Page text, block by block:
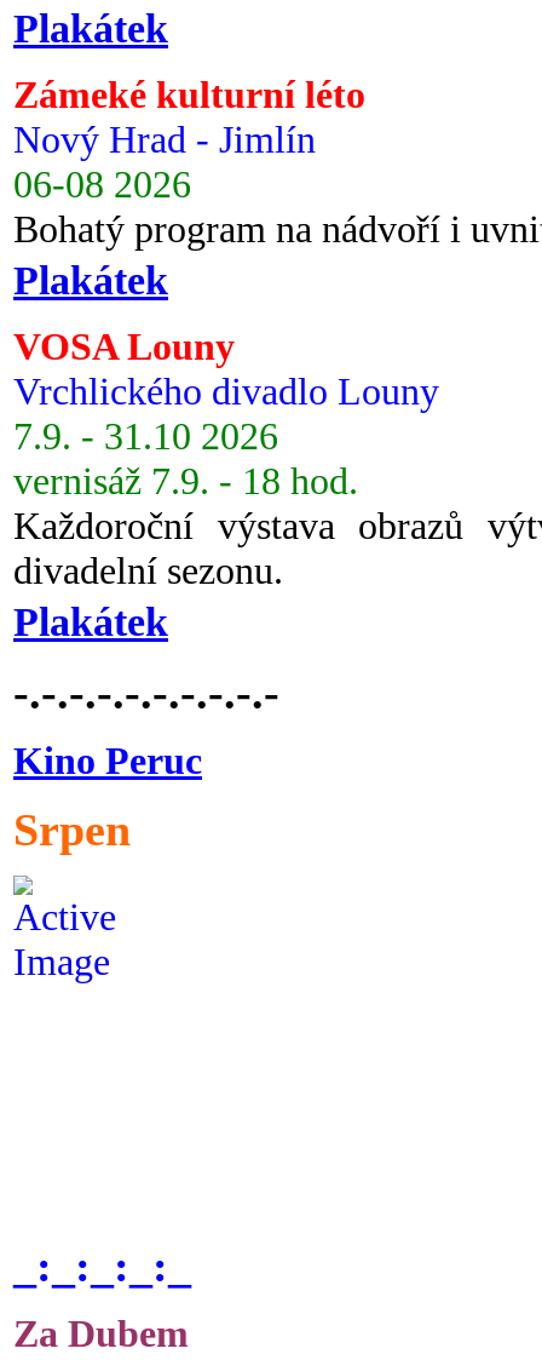
Plakátek
Zámeké kulturní léto
Nový Hrad - Jimlín
06-08 2026
Bohatý program na nádvoří i
Plakátek
VOSA Louny
Vrchlického divadlo Louny
7.9. - 31.10 2026
vernisáž 7.9. - 18 hod.
Každoroční výstava obrazů
divadelní sezonu.
Plakátek
-.-.-.-.-.-.-.-.-.-
Kino Peruc
Srpen
_:_:_:_:_
Za Dubem